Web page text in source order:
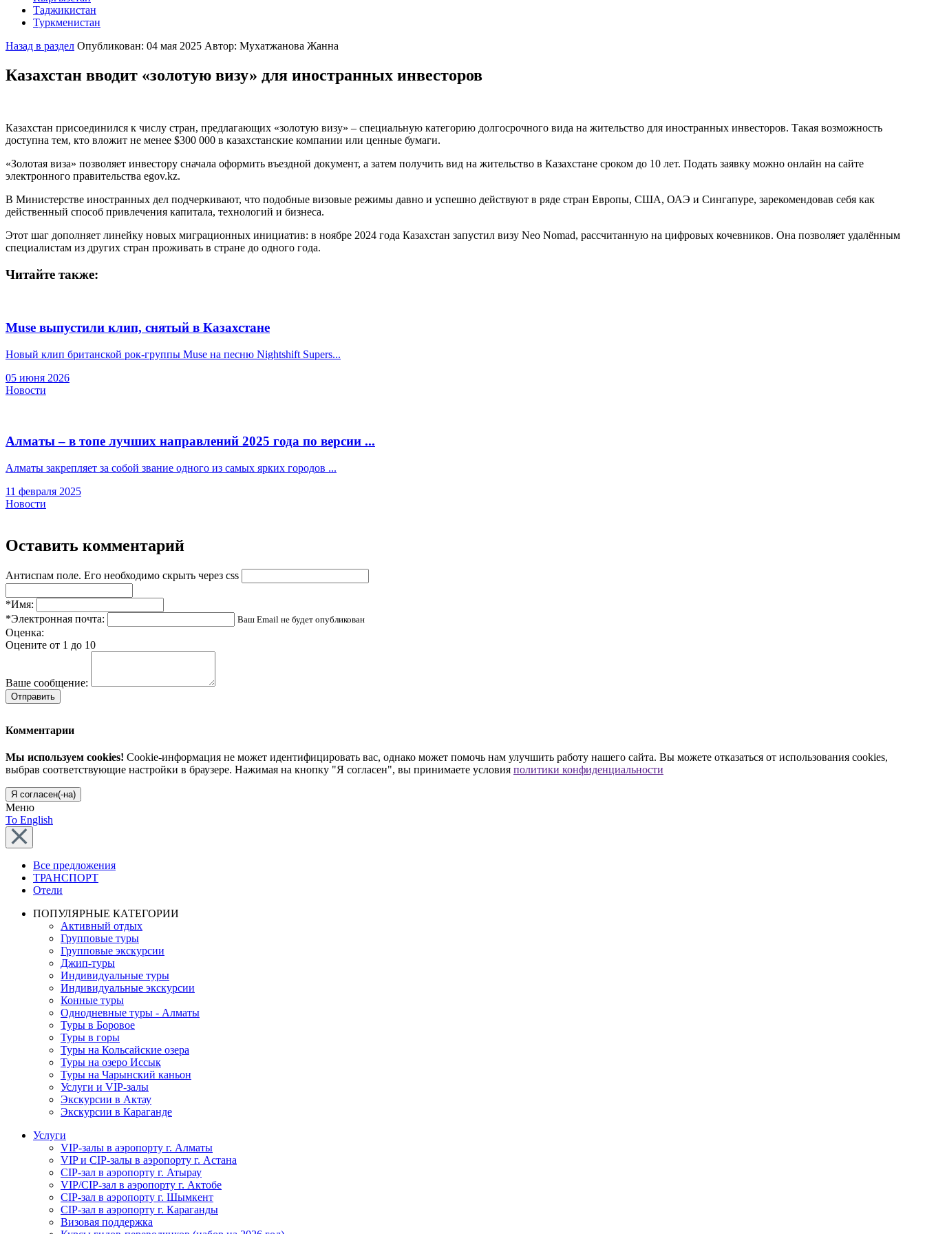
Полезная информация
Об Узбекистане
Города и локации
Полезная информация
Таджикистан
Города и локации
О Таджикистане
Туркменистан
Полезная информация
Назад в раздел Опубликован: 04 мая 2025 Автор: Мухатжанова Жанна
Казахстан вводит «золотую визу» для иностранных инвесторов
Казахстан присоединился к числу стран, предлагающих «золотую визу» – специальную категорию долгосрочного вида на жительство для иностранных инвесторов. Такая возможность
доступна тем, кто вложит не менее $300 000 в казахстанские компании или ценные бумаги.
«Золотая виза» позволяет инвестору сначала оформить въездной документ, а затем получить вид на жительство в Казахстане сроком до 10 лет. Подать заявку можно онлайн на сайте
электронного правительства egov.kz.
В Министерстве иностранных дел подчеркивают, что подобные визовые режимы давно и успешно действуют в ряде стран Европы, США, ОАЭ и Сингапуре, зарекомендовав себя как
действенный способ привлечения капитала, технологий и бизнеса.
Этот шаг дополняет линейку новых миграционных инициатив: в ноябре 2024 года Казахстан запустил визу Neo Nomad, рассчитанную на цифровых кочевников. Она позволяет удалённым
специалистам из других стран проживать в стране до одного года.
Читайте также:
Muse выпустили клип, снятый в Казахстане
Новый клип британской рок-группы Muse на песню Nightshift Supers...
05 июня 2026
Новости
Алматы – в топе лучших направлений 2025 года по версии ...
Алматы закрепляет за собой звание одного из самых ярких городов ...
11 февраля 2025
Новости
Оставить комментарий
Антиспам поле. Его необходимо скрыть через css
*Имя:
*Электронная почта:
Ваш Email не будет опубликован
Оценка:
Оцените от 1 до 10
Ваше сообщение:
Отправить
Комментарии
Мы используем cookies! Cookie-информация не может идентифицировать вас, однако может помочь нам улучшить работу нашего сайта. Вы можете отказаться от использования cookies,
выбрав соответствующие настройки в браузере. Нажимая на кнопку "Я согласен", вы принимаете условия политики конфиденциальности
Я согласен(-на)
Меню
To English
Все предложения
ТРАНСПОРТ
Отели
ПОПУЛЯРНЫЕ КАТЕГОРИИ
Активный отдых
Групповые туры
Групповые экскурсии
Джип-туры
Индивидуальные туры
Индивидуальные экскурсии
Конные туры
Однодневные туры - Алматы
Туры в Боровое
Туры в горы
Туры на Кольсайские озера
Туры на озеро Иссык
Туры на Чарынский каньон
Услуги и VIP-залы
Экскурсии в Актау
Экскурсии в Караганде
Услуги
VIP-залы в аэропорту г. Алматы
VIP и CIP-залы в аэропорту г. Астана
CIP-зал в аэропорту г. Атырау
VIP/CIP-зал в аэропорту г. Актобе
CIP-зал в аэропорту г. Шымкент
CIP-зал в аэропорту г. Караганды
Визовая поддержка